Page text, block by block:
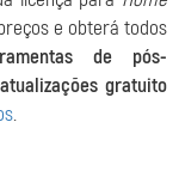
e obterá todos
de pós-
gratuito
.